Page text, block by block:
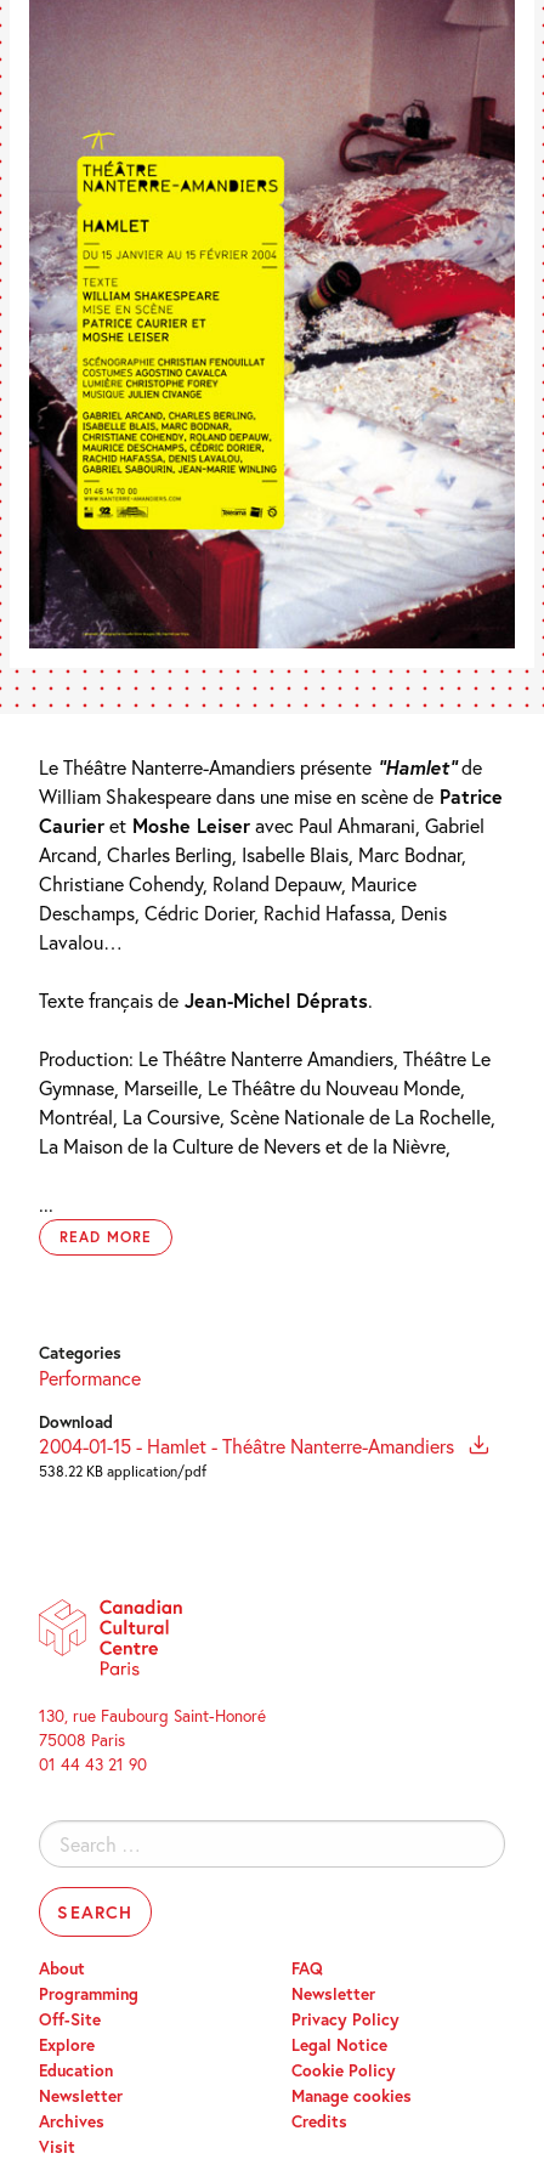
Le Théâtre Nanterre-Amandiers présente “Hamlet”de
William Shakespeare dans une mise en scène de Patrice
Caurieret Moshe Leiseravec Paul Ahmarani, Gabriel
Arcand, Charles Berling, Isabelle Blais, Marc Bodnar,
Christiane Cohendy, Roland Depauw, Maurice
Deschamps, Cédric Dorier, Rachid Hafassa, Denis
Lavalou…
Texte français de Jean-Michel Déprats.
Production: Le Théâtre Nanterre Amandiers, Théâtre Le
Gymnase, Marseille, Le Théâtre du Nouveau Monde,
Montréal, La Coursive, Scène Nationale de La Rochelle,
La Maison de la Culture de Nevers et de la Nièvre,
...
READ MORE
Categories
Performance
Download
2004-01-15 - Hamlet - Théâtre Nanterre-Amandiers
538.22 KB application/pdf
130, rue Faubourg Saint-Honoré
75008 Paris
01 44 43 21 90
Search
for:
About
Programming
Off-Site
Explore
Education
Newsletter
Archives
Visit
FAQ
Newsletter
Privacy Policy
Legal Notice
Cookie Policy
Manage cookies
Credits